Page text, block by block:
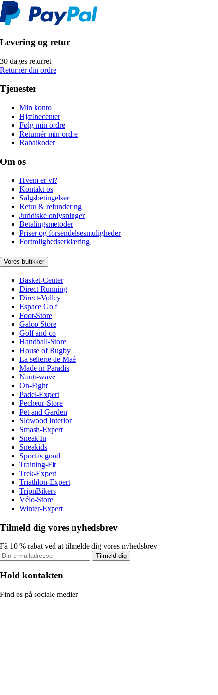
Levering og retur
30 dages returret
Returnér din ordre
Tjenester
Min konto
Hjælpecenter
Følg min ordre
Returnér min ordre
Rabatkoder
Om os
Hvem er vi?
Kontakt os
Salgsbetingelser
Retur & refundering
Juridiske oplysninger
Betalingsmetoder
Priser og forsendelsesmuligheder
Fortrolighedserklæring
Vores butikker
Basket-Center
Direct Running
Direct-Volley
Espace Golf
Foot-Store
Galop Store
Golf and co
Handball-Store
House of Rugby
La sellerie de Maé
Made in Paradis
Nauti-wave
On-Fight
Padel-Expert
Pecheur-Store
Pet and Garden
Slowood Interior
Smash-Expert
Sneak'In
Sneakids
Sport is good
Training-Fit
Trek-Expert
Triathlon-Expert
TripnBikers
Vélo-Store
Winter-Expert
Tilmeld dig vores nyhedsbrev
Få 10 % rabat ved at tilmelde dig vores nyhedsbrev
Tilmeld dig
Hold kontakten
Find os på sociale medier